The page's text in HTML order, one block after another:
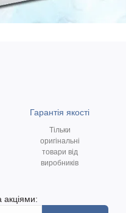
Гарантія якості
Тільки
оригінальні
товари від
виробників
акціями: